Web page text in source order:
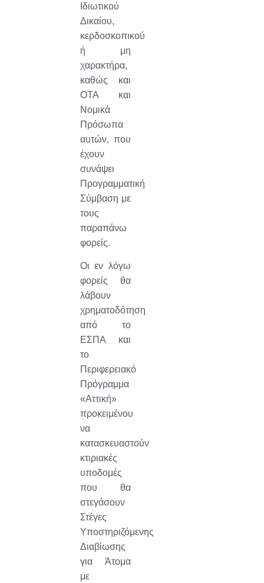
Ιδιωτικού
Δικαίου,
κερδοσκοπικού
ή μη
χαρακτήρα,
καθώς και
ΟΤΑ και
Νομικά
Πρόσωπα
αυτών, που
έχουν
συνάψει
Προγραμματική
Σύμβαση με
τους
παραπάνω
φορείς.
Οι εν λόγω
φορείς θα
λάβουν
χρηματοδότηση
από το
ΕΣΠΑ και
το
Περιφερειακό
Πρόγραμμα
«Αττική»
προκειμένου
να
κατασκευαστούν
κτιριακές
υποδομές
που θα
στεγάσουν
Στέγες
Υποστηριζόμενης
Διαβίωσης
για Άτομα
με